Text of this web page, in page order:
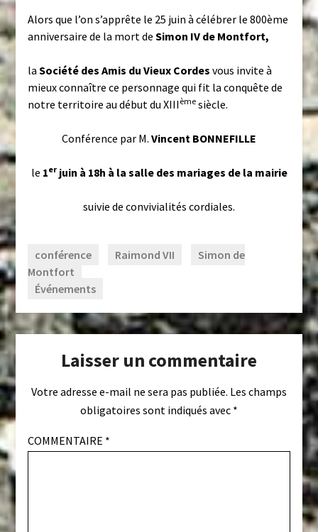
Alors que l’on s’apprête le 25 juin à célébrer le 800ème
anniversaire de la mort de Simon IV de Montfort,
la Société des Amis du Vieux Cordes vous invite à
mieux connaître ce personnage qui fit la conquête de
notre territoire au début du XIIIèmesiècle.
Conférence par M. Vincent BONNEFILLE
le 1erjuin à 18h à la salle des mariages de la mairie
suivie de convivialités cordiales.
conférence Raimond VII
Simon de
Montfort
Événements
Laisser un commentaire
Votre adresse e-mail ne sera pas publiée. Les champs
obligatoires sont indiqués avec *
COMMENTAIRE *